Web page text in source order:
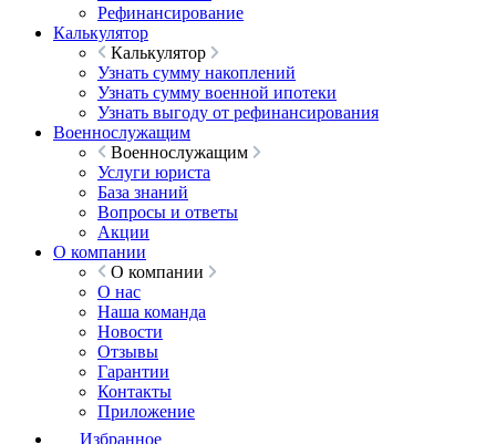
Рефинансирование
Калькулятор
Калькулятор
Узнать сумму накоплений
Узнать сумму военной ипотеки
Узнать выгоду от рефинансирования
Военнослужащим
Военнослужащим
Услуги юриста
База знаний
Вопросы и ответы
Акции
О компании
О компании
О нас
Наша команда
Новости
Отзывы
Гарантии
Контакты
Приложение
Избранное